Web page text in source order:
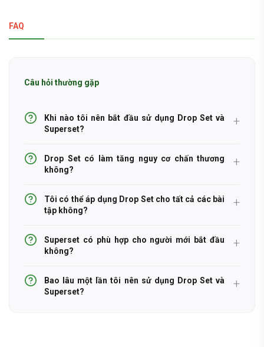
FAQ
Câu hỏi thường gặp
Khi nào tôi nên bắt đầu sử dụng Drop Set và
Superset?
Drop Set có làm tăng nguy cơ chấn thương
không?
Tôi có thể áp dụng Drop Set cho tất cả các bài
tập không?
Superset có phù hợp cho người mới bắt đầu
không?
Bao lâu một lần tôi nên sử dụng Drop Set và
Superset?